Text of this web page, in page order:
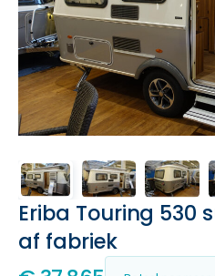
Eriba Touring 530
af fabriek